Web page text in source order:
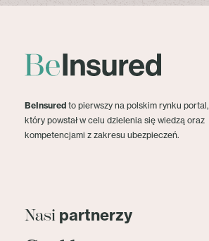
BeInsured to pierwszy na polskim rynku portal,
który powstał w celu dzielenia się wiedzą oraz
kompetencjami z zakresu ubezpieczeń.
Nasi partnerzy